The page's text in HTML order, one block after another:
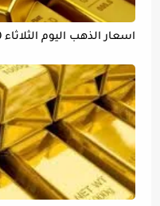
اسعار الذهب اليوم الثلاثاء 20 أغسطس 2019